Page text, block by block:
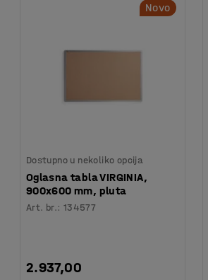
Novo
Dostupno u nekoliko opcija
Oglasna tabla VIRGINIA,
900x600 mm, pluta
Art. br.: 134577
2.937,00